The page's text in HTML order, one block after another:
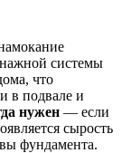
системы
что
в подвале и
нужен — если
сырость
фундамента.